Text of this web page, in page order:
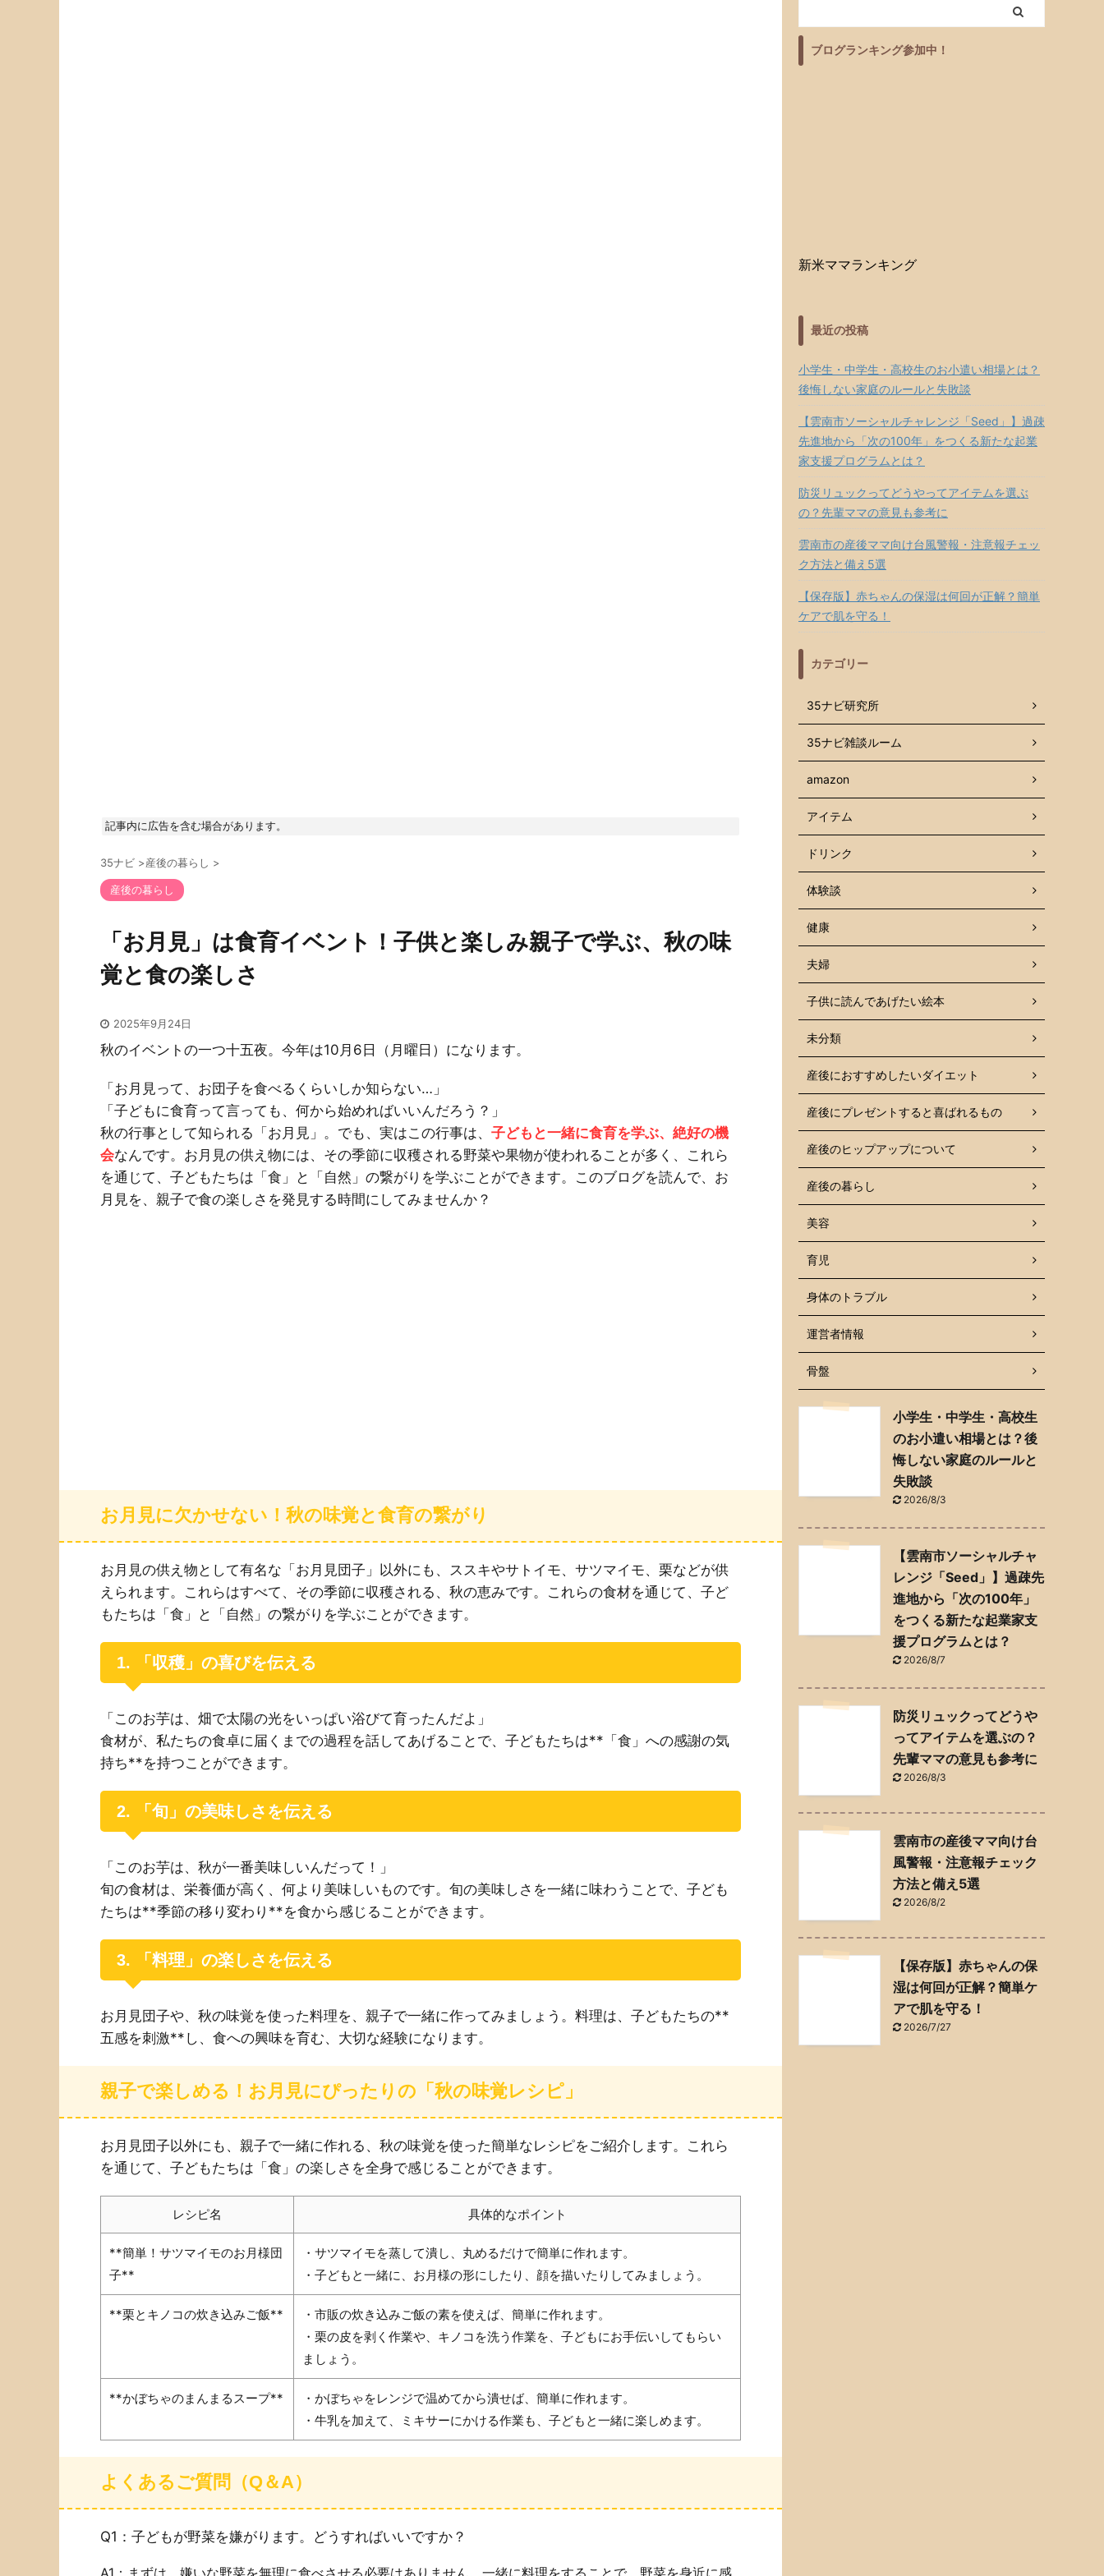
記事内に広告を含む場合があります。
35ナビ >産後の暮らし >
産後の暮らし
「お月見」は食育イベント！子供と楽しみ親子で学ぶ、秋の味
覚と食の楽しさ
2025年9月24日
秋のイベントの一つ十五夜。今年は10月6日（月曜日）になります。
「お月見って、お団子を食べるくらいしか知らない…」
「子どもに食育って言っても、何から始めればいいんだろう？」
秋の行事として知られる「お月見」。でも、実はこの行事は、 子どもと一緒に食育を学ぶ、絶好の機
会なんです。お月見の供え物には、その季節に収穫される野菜や果物が使われることが多く、これら
を通じて、子どもたちは「食」と「自然」の繋がりを学ぶことができます。このブログを読んで、お
月見を、親子で食の楽しさを発見する時間にしてみませんか？
お月見に欠かせない！秋の味覚と食育の繋がり
お月見の供え物として有名な「お月見団子」以外にも、ススキやサトイモ、サツマイモ、栗などが供
えられます。これらはすべて、その季節に収穫される、秋の恵みです。これらの食材を通じて、子ど
もたちは「食」と「自然」の繋がりを学ぶことができます。
1. 「収穫」の喜びを伝える
「このお芋は、畑で太陽の光をいっぱい浴びて育ったんだよ」
食材が、私たちの食卓に届くまでの過程を話してあげることで、子どもたちは**「食」への感謝の気
持ち**を持つことができます。
2. 「旬」の美味しさを伝える
「このお芋は、秋が一番美味しいんだって！」
旬の食材は、栄養価が高く、何より美味しいものです。旬の美味しさを一緒に味わうことで、子ども
たちは**季節の移り変わり**を食から感じることができます。
3. 「料理」の楽しさを伝える
お月見団子や、秋の味覚を使った料理を、親子で一緒に作ってみましょう。料理は、子どもたちの**
五感を刺激**し、食への興味を育む、大切な経験になります。
親子で楽しめる！お月見にぴったりの「秋の味覚レシピ」
お月見団子以外にも、親子で一緒に作れる、秋の味覚を使った簡単なレシピをご紹介します。これら
を通じて、子どもたちは「食」の楽しさを全身で感じることができます。
レシピ名 具体的なポイント
**簡単！サツマイモのお月様団
子**
・サツマイモを蒸して潰し、丸めるだけで簡単に作れます。
・子どもと一緒に、お月様の形にしたり、顔を描いたりしてみましょう。
**栗とキノコの炊き込みご飯**
・市販の炊き込みご飯の素を使えば、簡単に作れます。
・栗の皮を剥く作業や、キノコを洗う作業を、子どもにお手伝いしてもらい
ましょう。
**かぼちゃのまんまるスープ**
・かぼちゃをレンジで温めてから潰せば、簡単に作れます。
・牛乳を加えて、ミキサーにかける作業も、子どもと一緒に楽しめます。
よくあるご質問（Q＆A）
Q1：子どもが野菜を嫌がります。どうすればいいですか？
A1：まずは、嫌いな野菜を無理に食べさせる必要はありません。一緒に料理をすることで、野菜を身近に感
ブログランキング参加中！
新米ママランキング
最近の投稿
小学生・中学生・高校生のお小遣い相場とは？
後悔しない家庭のルールと失敗談
【雲南市ソーシャルチャレンジ「Seed」】過疎
先進地から「次の100年」をつくる新たな起業
家支援プログラムとは？
防災リュックってどうやってアイテムを選ぶ
の？先輩ママの意見も参考に
雲南市の産後ママ向け台風警報・注意報チェッ
ク方法と備え5選
【保存版】赤ちゃんの保湿は何回が正解？簡単
ケアで肌を守る！
カテゴリー
35ナビ研究所
35ナビ雑談ルーム
amazon
アイテム
ドリンク
体験談
健康
夫婦
子供に読んであげたい絵本
未分類
産後におすすめしたいダイエット
産後にプレゼントすると喜ばれるもの
産後のヒップアップについて
産後の暮らし
美容
育児
身体のトラブル
運営者情報
骨盤
小学生・中学生・高校生
のお小遣い相場とは？後
悔しない家庭のルールと
失敗談
2026/8/3
【雲南市ソーシャルチャ
レンジ「Seed」】過疎先
進地から「次の100年」
をつくる新たな起業家支
援プログラムとは？
2026/8/7
防災リュックってどうや
ってアイテムを選ぶの？
先輩ママの意見も参考に
2026/8/3
雲南市の産後ママ向け台
風警報・注意報チェック
方法と備え5選
2026/8/2
【保存版】赤ちゃんの保
湿は何回が正解？簡単ケ
アで肌を守る！
2026/7/27